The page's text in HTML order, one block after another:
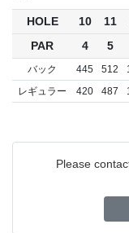
HOLE 10 11
PAR
4 5
バック 445 512
レギュラー
420 487
Please